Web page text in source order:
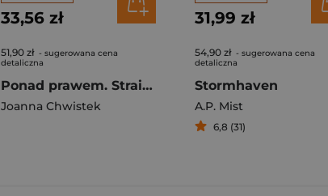
33,56 zł
51,90 zł - sugerowana cena
detaliczna
Ponad prawem. Straight to Revenge. Tom 2
Joanna Chwistek
31,99 zł
54,90 zł - sugerowana cena
detaliczna
Stormhaven
A.P. Mist
6,8 (31)